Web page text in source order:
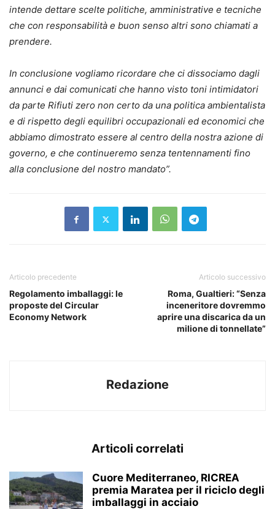
intende dettare scelte politiche, amministrative e tecniche
che con responsabilità e buon senso altri sono chiamati a
prendere.
In conclusione vogliamo ricordare che ci dissociamo dagli
annunci e dai comunicati che hanno visto toni intimidatori
da parte Rifiuti zero non certo da una politica ambientalista
e di rispetto degli equilibri occupazionali ed economici che
abbiamo dimostrato essere al centro della nostra azione di
governo, e che continueremo senza tentennamenti fino
alla conclusione del nostro mandato”.
Articolo precedente
Regolamento imballaggi: le
proposte del Circular
Economy Network
Articolo successivo
Roma, Gualtieri: “Senza
inceneritore dovremmo
aprire una discarica da un
milione di tonnellate”
Redazione
Articoli correlati
Cuore Mediterraneo, RICREA
premia Maratea per il riciclo degli
imballaggi in acciaio